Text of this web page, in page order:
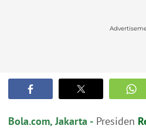
Bola.com, Jakarta - Presiden